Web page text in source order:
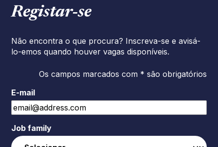
Registar‑se
Não encontra o que procura? Inscreva-se e avisá-
lo-emos quando houver vagas disponíveis.
Os campos marcados com * são obrigatórios
E-mail
Job family